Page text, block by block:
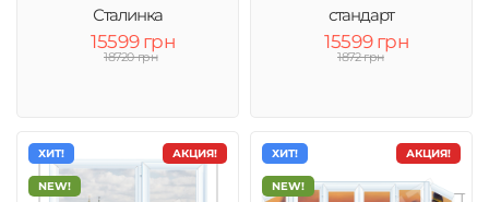
Сталинка
15599 грн
18720 грн
стандарт
15599 грн
1872 грн
АКЦИЯ!
ХИТ!
NEW!
АКЦИЯ!
ХИТ!
NEW!